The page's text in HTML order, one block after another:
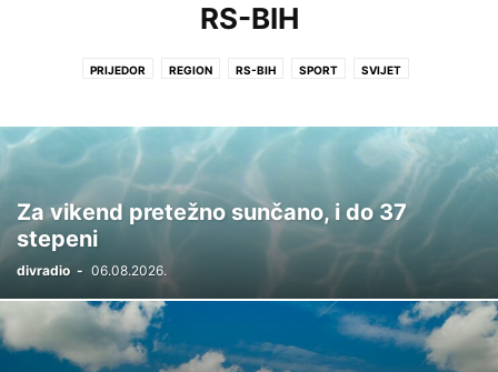
RS-BIH
PRIJEDOR REGION RS-BIH SPORT SVIJET
Za vikend pretežno sunčano, i do 37
stepeni
divradio - 06.08.2026.